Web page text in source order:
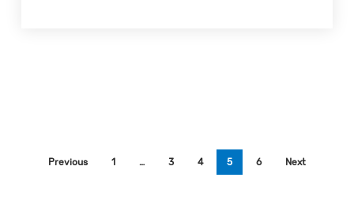
Previous 1 … 3 4 5 6 Next